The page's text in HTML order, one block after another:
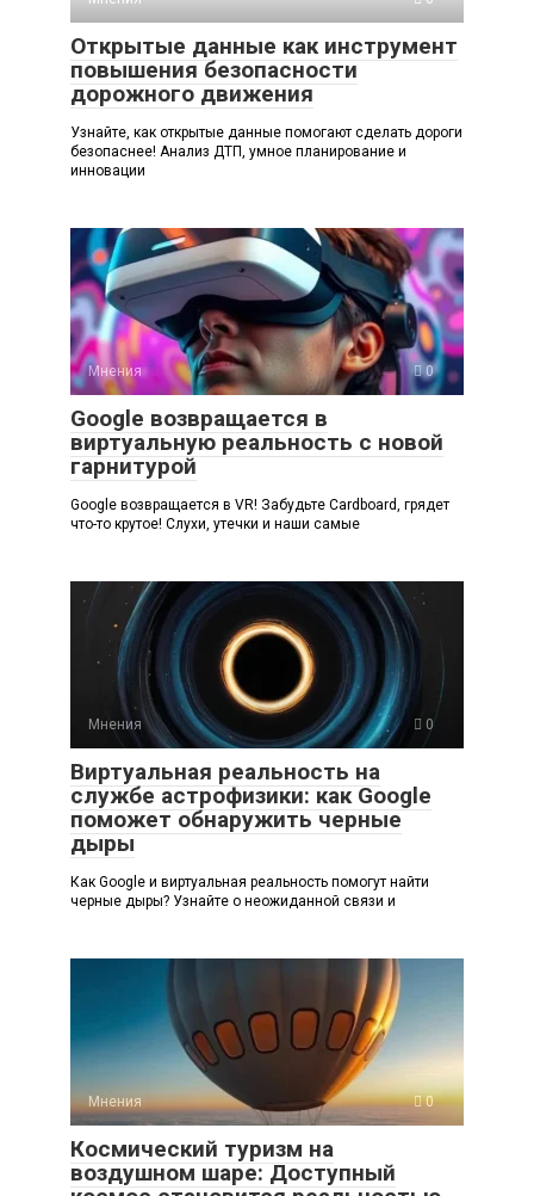
Открытые данные как инструмент
повышения безопасности
дорожного движения
Узнайте, как открытые данные помогают сделать дороги
безопаснее! Анализ ДТП, умное планирование и
инновации
Мнения 0
Google возвращается в
виртуальную реальность с новой
гарнитурой
Google возвращается в VR! Забудьте Cardboard, грядет
что-то крутое! Слухи, утечки и наши самые
Мнения 0
Виртуальная реальность на
службе астрофизики: как Google
поможет обнаружить черные
дыры
Как Google и виртуальная реальность помогут найти
черные дыры? Узнайте о неожиданной связи и
Мнения 0
Космический туризм на
воздушном шаре: Доступный